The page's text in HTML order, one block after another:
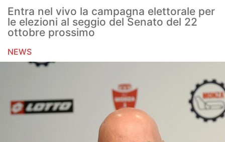
Calcio
Motori
Volley
Altri sport
Entra nel vivo la campagna elettorale per
le elezioni al seggio del Senato del 22
ottobre prossimo
NEWS